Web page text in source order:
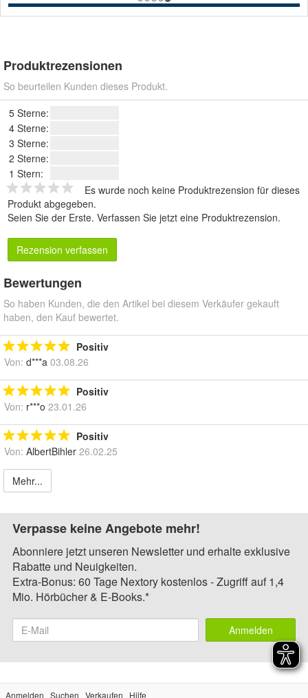
Produktrezensionen
So beurteilen Kunden dieses Produkt.
5 Sterne:
4 Sterne:
3 Sterne:
2 Sterne:
1 Stern:
Es wurde noch keine Produktrezension für dieses
Produkt abgegeben.
Seien Sie der Erste. Verfassen Sie jetzt eine Produktrezension.
Rezension verfassen
Bewertungen
So haben Kunden, die den Artikel bei diesem Verkäufer gekauft
haben, den Kauf bewertet.
Positiv
Von: d***a 03.08.26
Positiv
Von: r***o 23.01.26
Positiv
Von: AlbertBihler 26.02.25
Mehr...
Verpasse keine Angebote mehr!
Abonniere jetzt unseren Newsletter und erhalte exklusive
Rabatte und Neuigkeiten.
Extra-Bonus: 60 Tage Nextory kostenlos - Zugriff auf 1,4
Mio. Hörbücher & E-Books.*
Anmelden
Anmelden Suchen Verkaufen Hilfe